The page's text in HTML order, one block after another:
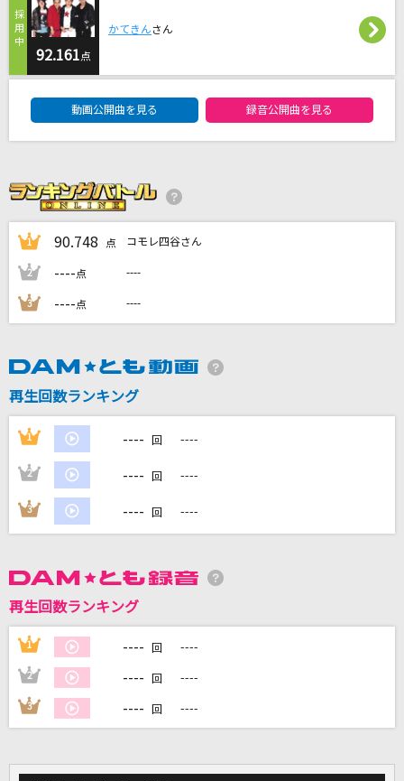
Grand Blue
湘南乃風
[生音]青春時代
森田公一とトップギャラン
米津玄師
[生音]さよならエレジー
未来コネクション
ЯeaL
明日への手紙
手嶌 葵
DAMの新曲・ランキングなど
DAMに会員登録・ログインして
92.161 点
かてきんさん
動画公開曲を見る 録音公開曲を見る
1 90.748 点 コモレ四谷さん
2 ----点 ----
3 ----点 ----
再生回数ランキング
1 ---- 回 ----
2 ---- 回 ----
3 ---- 回 ----
再生回数ランキング
1 ---- 回 ----
2 ---- 回 ----
3 ---- 回 ----